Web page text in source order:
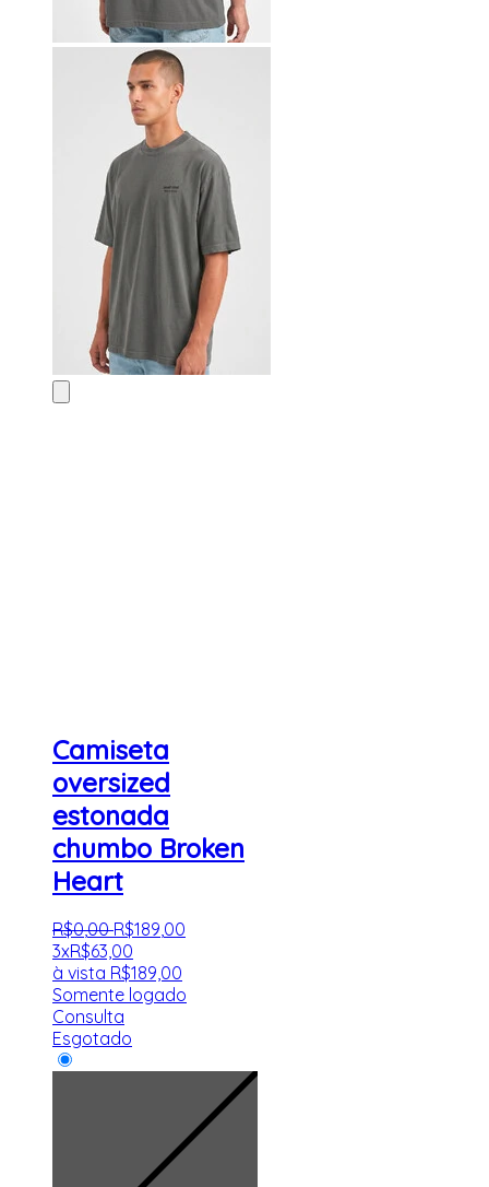
Camiseta
oversized
estonada
chumbo Broken
Heart
R$0,00 R$189,00
3xR$63,00
à vista R$189,00
Somente logado
Consulta
Esgotado